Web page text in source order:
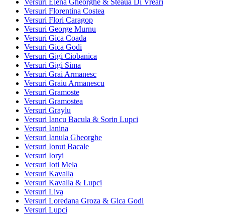
Versuri Florentina Costea
Versuri Flori Caragop
Versuri George Murnu
Versuri Gica Coada
Versuri Gica Godi
Versuri Gigi Ciobanica
Versuri Gigi Sima
Versuri Grai Armanesc
Versuri Graiu Armanescu
Versuri Gramoste
Versuri Gramostea
Versuri Graylu
Versuri Iancu Bacula & Sorin Lupci
Versuri Ianina
Versuri Ianula Gheorghe
Versuri Ionut Bacale
Versuri Ioryi
Versuri Ioti Mela
Versuri Kavalla
Versuri Kavalla & Lupci
Versuri Liva
Versuri Loredana Groza & Gica Godi
Versuri Lupci